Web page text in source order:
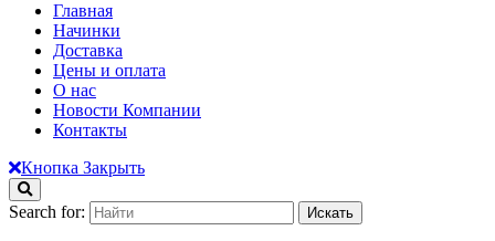
Главная
Начинки
Доставка
Цены и оплата
О нас
Новости Компании
Контакты
Кнопка Закрыть
Search for: